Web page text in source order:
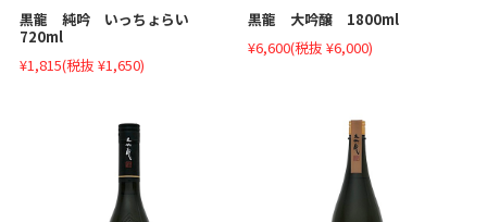
黒龍 純吟 いっちょらい
720ml
¥1,815(税抜 ¥1,650)
黒龍 大吟醸 1800ml
¥6,600(税抜 ¥6,000)